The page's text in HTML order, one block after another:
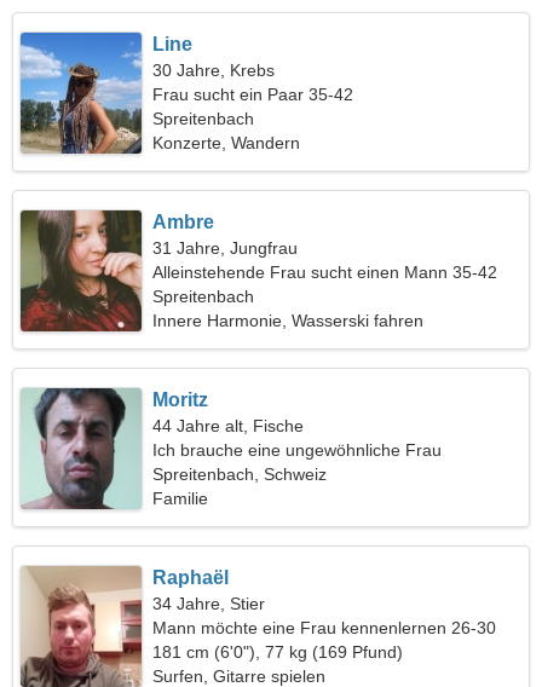
Line
30 Jahre, Krebs
Frau sucht ein Paar 35-42
Spreitenbach
Konzerte, Wandern
Ambre
31 Jahre, Jungfrau
Alleinstehende Frau sucht einen Mann 35-42
Spreitenbach
Innere Harmonie, Wasserski fahren
Moritz
44 Jahre alt, Fische
Ich brauche eine ungewöhnliche Frau
Spreitenbach, Schweiz
Familie
Raphaël
34 Jahre, Stier
Mann möchte eine Frau kennenlernen 26-30
181 cm (6'0"), 77 kg (169 Pfund)
Surfen, Gitarre spielen